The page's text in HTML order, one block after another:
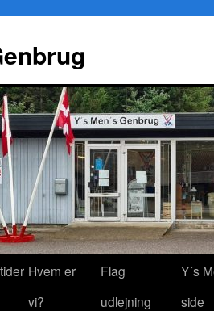
Hvem er
vi?
Flag
udlejning
Y´s
side